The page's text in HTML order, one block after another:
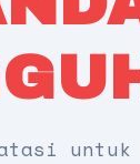
untuk